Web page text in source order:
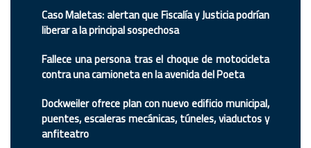
Caso Maletas: alertan que Fiscalía y Justicia podrían
liberar a la principal sospechosa
Fallece una persona tras el choque de motocicleta
contra una camioneta en la avenida del Poeta
Dockweiler ofrece plan con nuevo edificio municipal,
puentes, escaleras mecánicas, túneles, viaductos y
anfiteatro